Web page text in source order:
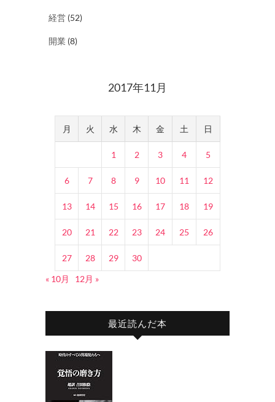
経営 (52)
開業 (8)
2017年11月
月 火 水 木 金 土 日
1 2 3 4 5
6 7 8 9 10 11 12
13 14 15 16 17 18 19
20 21 22 23 24 25 26
27 28 29
30
« 10月
12月 »
最近読んだ本